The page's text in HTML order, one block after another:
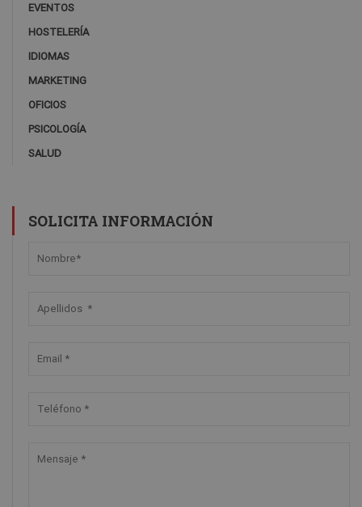
EVENTOS
HOSTELERÍA
IDIOMAS
MARKETING
OFICIOS
PSICOLOGÍA
SALUD
SOLICITA INFORMACIÓN